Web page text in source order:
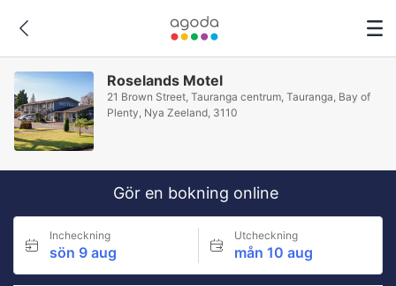
Roselands Motel
21 Brown Street, Tauranga centrum, Tauranga, Bay of
Plenty, Nya Zeeland, 3110
Gör en bokning online
Incheckning
sön 9 aug
Utcheckning
mån 10 aug